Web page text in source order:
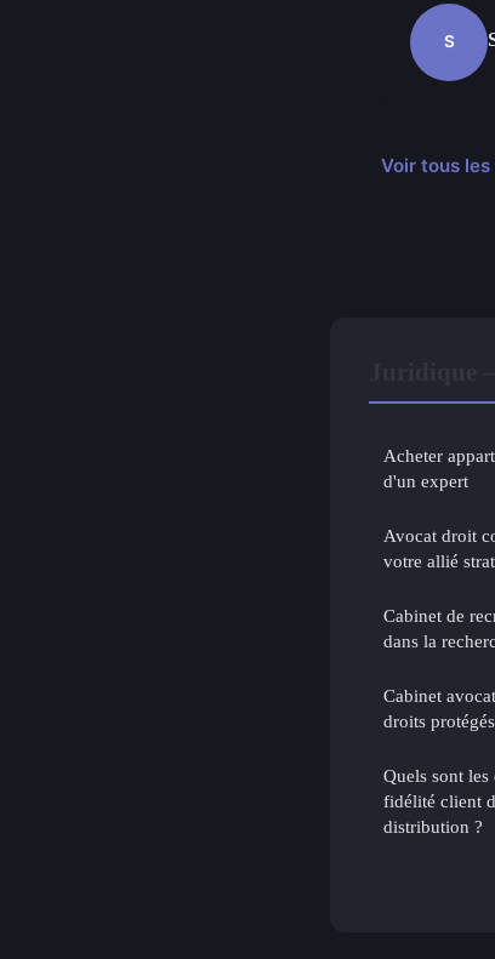
S
Voir tous
Acheter
d'un expert
Avocat droit
votre allié
Cabinet de
dans la
Cabinet
droits protégés
Quels sont
fidélité client
distribution ?